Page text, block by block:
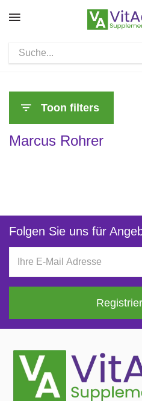
Toon filters
Marcus Rohrer
Folgen Sie uns für